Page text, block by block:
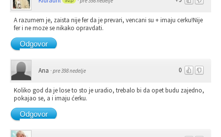
A razumem je, zaista nije fer da je prevari, vencani su + imaju cerku!Nije
fer i ne moze se nikako opravdati.
Odgovor
0
Ana · pre 398 nedelje
Koliko god da je lose to sto je uradio, trebalo bi da opet budu zajedno,
pokajao se, a i imaju ćerku.
Odgovor